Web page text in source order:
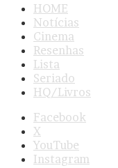
HOME
Notícias
Cinema
Resenhas
Lista
Seriado
HQ/Livros
Facebook
X
YouTube
Instagram